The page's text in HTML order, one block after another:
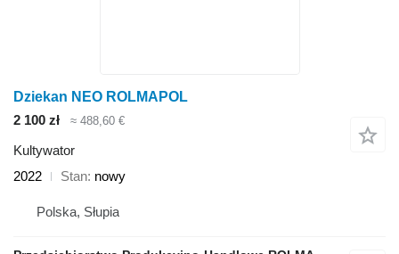
Dziekan NEO ROLMAPOL
2 100 zł
≈ 488,60 €
Kultywator
2022
Stan nowy
Polska, Słupia